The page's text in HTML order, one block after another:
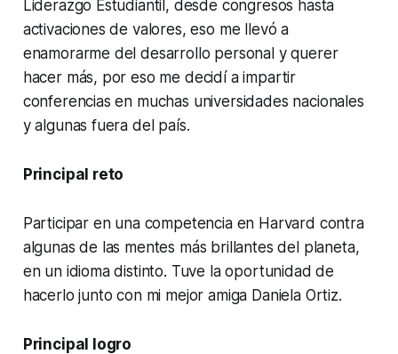
Liderazgo Estudiantil, desde congresos hasta
activaciones de valores, eso me llevó a
enamorarme del desarrollo personal y querer
hacer más, por eso me decidí a impartir
conferencias en muchas universidades nacionales
y algunas fuera del país.
Principal reto
Participar en una competencia en Harvard contra
algunas de las mentes más brillantes del planeta,
en un idioma distinto. Tuve la oportunidad de
hacerlo junto con mi mejor amiga Daniela Ortiz.
Principal logro